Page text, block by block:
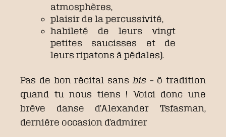
atmosphères,
plaisir de la percussivité,
habileté de leurs vingt
petites saucisses et de
leurs ripatons à pédales).
Pas de bon récital sans bis– ô tradition
quand tu nous tiens ! Voici donc une
brève danse d’Alexander Tsfasman,
dernière occasion d’admirer